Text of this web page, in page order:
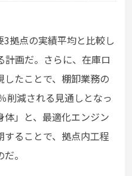
拠点の実績平均と比較し
計画だ。さらに、在庫ロ
たことで、棚卸業務の
削減される見通しとなっ
」と、最適化エンジン
することで、拠点内工程
。